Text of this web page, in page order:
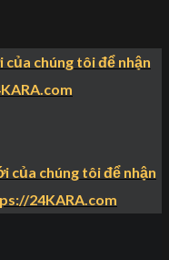
chúng tôi để nhận
của chúng tôi để nhận
24KARA.com